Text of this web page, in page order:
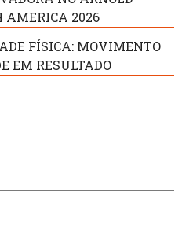
AMERICA 2026
FÍSICA: MOVIMENTO
EM RESULTADO